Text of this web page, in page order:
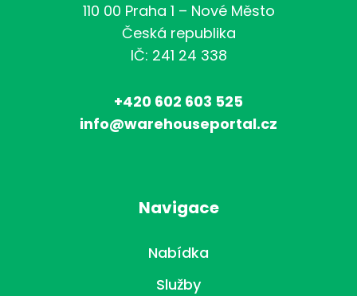
110 00 Praha 1 – Nové Město
Česká republika
IČ: 241 24 338
+420 602 603 525
info@warehouseportal.cz
Navigace
Nabídka
Služby